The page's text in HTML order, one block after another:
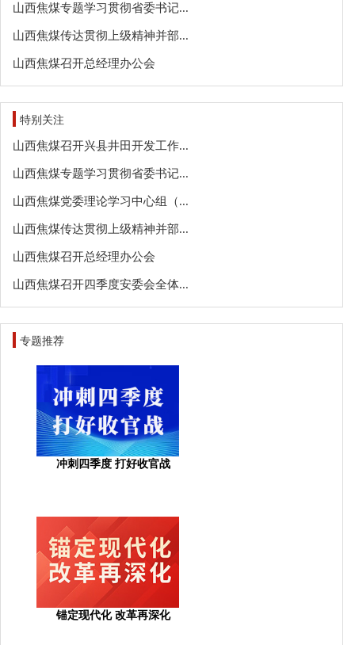
山西焦煤专题学习贯彻省委书记...
山西焦煤传达贯彻上级精神并部...
山西焦煤召开总经理办公会
特别关注
山西焦煤召开兴县井田开发工作...
山西焦煤专题学习贯彻省委书记...
山西焦煤党委理论学习中心组（...
山西焦煤传达贯彻上级精神并部...
山西焦煤召开总经理办公会
山西焦煤召开四季度安委会全体...
专题推荐
冲刺四季度 打好收官战
锚定现代化 改革再深化